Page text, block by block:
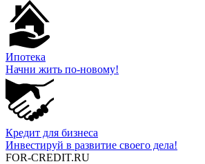
Ипотека
Начни жить по-новому!
Кредит для бизнеса
Инвестируй в развитие своего дела!
FOR-CREDIT.RU